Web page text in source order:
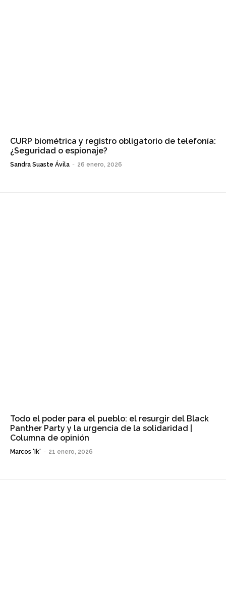
CURP biométrica y registro obligatorio de telefonía:
¿Seguridad o espionaje?
Sandra Suaste Ávila - 26 enero, 2026
Todo el poder para el pueblo: el resurgir del Black
Panther Party y la urgencia de la solidaridad |
Columna de opinión
Marcos 'Ik' - 21 enero, 2026